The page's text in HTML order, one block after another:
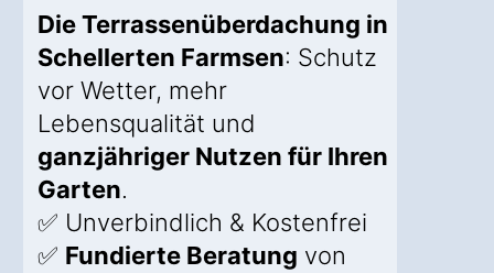
Die Terrassenüberdachung in
Schellerten Farmsen: Schutz
vor Wetter, mehr
Lebensqualität und
ganzjähriger Nutzen für Ihren
Garten.
✅ Unverbindlich & Kostenfrei
✅ Fundierte Beratung von